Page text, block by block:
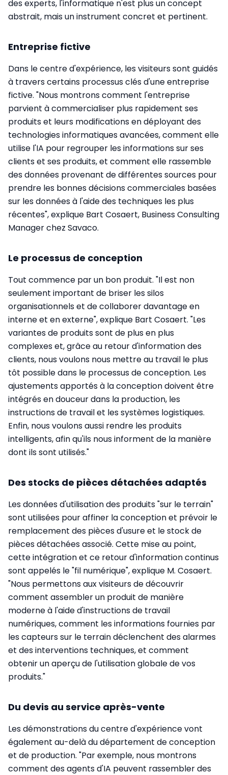
des experts, l'informatique n'est plus un concept
abstrait, mais un instrument concret et pertinent.
Entreprise fictive
Dans le centre d'expérience, les visiteurs sont guidés
à travers certains processus clés d'une entreprise
fictive. "Nous montrons comment l'entreprise
parvient à commercialiser plus rapidement ses
produits et leurs modifications en déployant des
technologies informatiques avancées, comment elle
utilise l'IA pour regrouper les informations sur ses
clients et ses produits, et comment elle rassemble
des données provenant de différentes sources pour
prendre les bonnes décisions commerciales basées
sur les données à l'aide des techniques les plus
récentes", explique Bart Cosaert, Business Consulting
Manager chez Savaco.
Le processus de conception
Tout commence par un bon produit. "Il est non
seulement important de briser les silos
organisationnels et de collaborer davantage en
interne et en externe", explique Bart Cosaert. "Les
variantes de produits sont de plus en plus
complexes et, grâce au retour d'information des
clients, nous voulons nous mettre au travail le plus
tôt possible dans le processus de conception. Les
ajustements apportés à la conception doivent être
intégrés en douceur dans la production, les
instructions de travail et les systèmes logistiques.
Enfin, nous voulons aussi rendre les produits
intelligents, afin qu'ils nous informent de la manière
dont ils sont utilisés."
Des stocks de pièces détachées adaptés
Les données d'utilisation des produits "sur le terrain"
sont utilisées pour affiner la conception et prévoir le
remplacement des pièces d'usure et le stock de
pièces détachées associé. Cette mise au point,
cette intégration et ce retour d'information continus
sont appelés le "fil numérique", explique M. Cosaert.
"Nous permettons aux visiteurs de découvrir
comment assembler un produit de manière
moderne à l'aide d'instructions de travail
numériques, comment les informations fournies par
les capteurs sur le terrain déclenchent des alarmes
et des interventions techniques, et comment
obtenir un aperçu de l'utilisation globale de vos
produits."
Du devis au service après-vente
Les démonstrations du centre d'expérience vont
également au-delà du département de conception
et de production. "Par exemple, nous montrons
comment des agents d'IA peuvent rassembler des